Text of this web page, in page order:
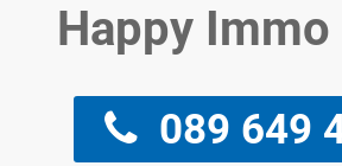
Happy Immo
089 649